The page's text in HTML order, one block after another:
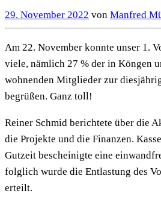
29. November 2022 von Manfred
Am 22. November konnte unser 1.
viele, nämlich 27 % der in Köngen
wohnenden Mitglieder zur
begrüßen. Ganz toll!
Reiner Schmid berichtete über die
die Projekte und die Finanzen.
Gutzeit bescheinigte eine
folglich wurde die Entlastung des
erteilt.